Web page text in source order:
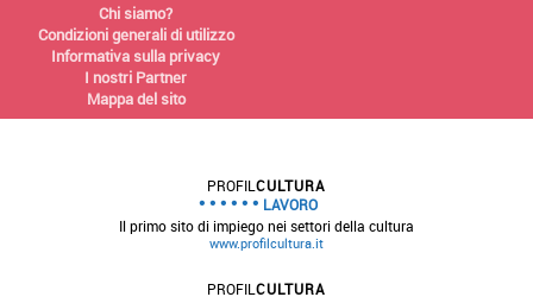
Chi siamo?
Condizioni generali di utilizzo
Informativa sulla privacy
I nostri Partner
Mappa del sito
PROFIL CULTURA
LAVORO
Il primo sito di impiego nei settori della cultura
www.profilcultura.it
PROFIL CULTURA